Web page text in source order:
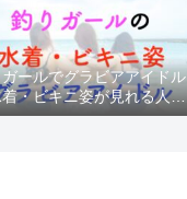
ールでグラビアアイドル
・ビキニ姿が見れる人気
チャンネル